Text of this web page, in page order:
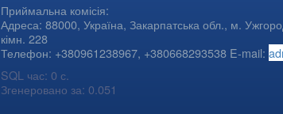
Приймальна комісія:
Адреса: 88000, Україна, Закарпатська обл., м.
кімн. 228
Телефон: +380961238967, +380668293538 E-mail:
SQL час: 0 с.
Згенеровано за: 0.051